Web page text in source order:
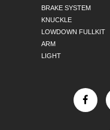
BRAKE SYSTEM
KNUCKLE
LOWDOWN FULLKIT
ARM
LIGHT